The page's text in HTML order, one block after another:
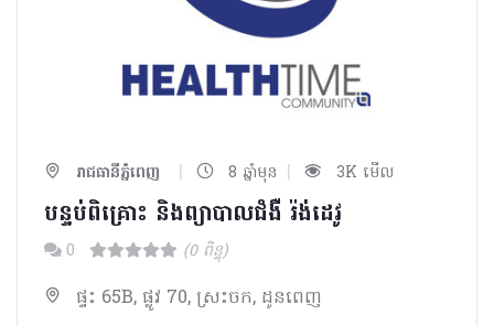
រាជធានីភ្នំពេញ | 8 ឆ្នាំមុន | 3K មើល
បន្ទប់ពិគ្រោះ និងព្យាបាលជំងឺ រ៉ង់ដេវូ
0 (0 ពិន្ទុ)
ផ្ទះ 65B, ផ្លូវ 70, ស្រះចក, ដូនពេញ